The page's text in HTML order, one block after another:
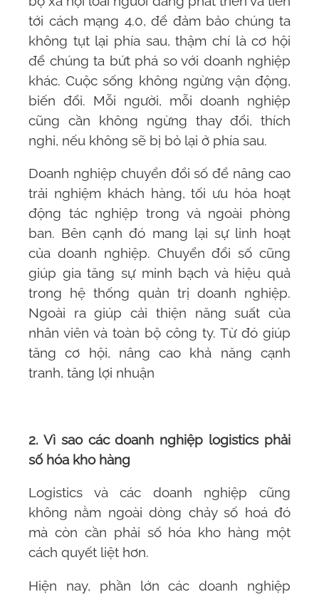
tới cách mạng 4.0, để đảm bảo chúng ta
không tụt lại phía sau, thậm chí là cơ hội
để chúng ta bứt phá so với doanh nghiệp
khác. Cuộc sống không ngừng vận động,
biến đổi. Mỗi người, mỗi doanh nghiệp
cũng cần không ngừng thay đổi, thích
nghi, nếu không sẽ bị bỏ lại ở phía sau.
Doanh nghiệp chuyển đổi số để nâng cao
trải nghiệm khách hàng, tối ưu hóa hoạt
động tác nghiệp trong và ngoài phòng
ban. Bên cạnh đó mang lại sự linh hoạt
của doanh nghiệp. Chuyển đổi số cũng
giúp gia tăng sự minh bạch và hiệu quả
trong hệ thống quản trị doanh nghiệp.
Ngoài ra giúp cải thiện năng suất của
nhân viên và toàn bộ công ty. Từ đó giúp
tăng cơ hội, nâng cao khả năng cạnh
tranh, tăng lợi nhuận
2. Vì sao các doanh nghiệp logistics phải
số hóa kho hàng
Logistics và các doanh nghiệp cũng
không nằm ngoài dòng chảy số hoá đó
mà còn cần phải số hóa kho hàng một
cách quyết liệt hơn.
Hiện nay, phần lớn các doanh nghiệp